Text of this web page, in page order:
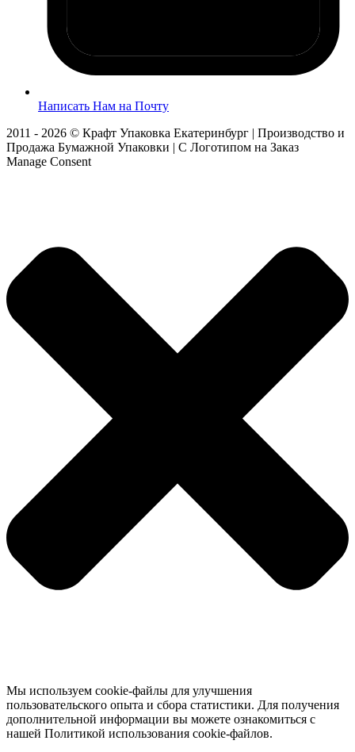
Написать Нам на Почту
2011 - 2026 © Крафт Упаковка Екатеринбург | Производство и
Продажа Бумажной Упаковки | С Логотипом на Заказ
Manage Consent
Мы используем cookie-файлы для улучшения
пользовательского опыта и сбора статистики. Для получения
дополнительной информации вы можете ознакомиться с
нашей Политикой использования cookie-файлов.